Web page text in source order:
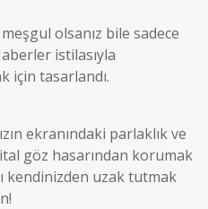
olsanız bile sadece
istilasıyla
için tasarlandı.
ekranındaki parlaklık ve
göz hasarından korumak
kendinizden uzak tutmak